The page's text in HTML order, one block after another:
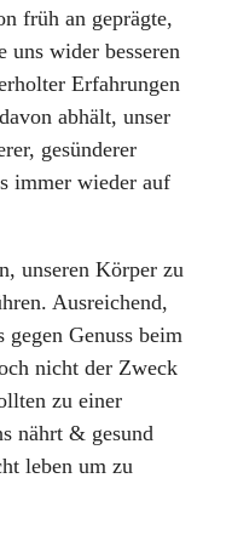
früh an geprägte,
uns wider besseren
Erfahrungen
abhält, unser
gesünderer
immer wieder auf
unseren Körper zu
Ausreichend,
Genuss beim
nicht der Zweck
zu einer
nährt & gesund
leben um zu